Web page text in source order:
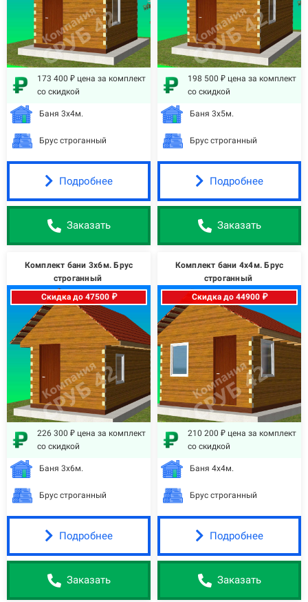
173 400 ₽ цена за комплект
со скидкой
Баня 3х4м.
Брус строганный
Подробнее
Заказать
198 500 ₽ цена за комплект
со скидкой
Баня 3х5м.
Брус строганный
Подробнее
Заказать
Комплект бани 3х6м. Брус
строганный
Скидка до 47500 ₽
226 300 ₽ цена за комплект
со скидкой
Баня 3х6м.
Брус строганный
Подробнее
Заказать
Комплект бани 4х4м. Брус
строганный
Скидка до 44900 ₽
210 200 ₽ цена за комплект
со скидкой
Баня 4х4м.
Брус строганный
Подробнее
Заказать